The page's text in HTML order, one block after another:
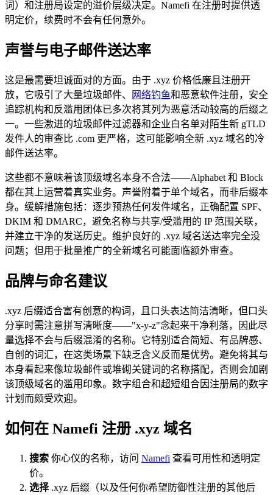
词）和注册局设定的溢价层级决定。Namefi 在注册时提供透
明定价，续费时不会有任何意外。
声誉与电子邮件送达率
这是最需要坦诚面对的方面。由于 .xyz 价格低廉且注册开
放，它吸引了大量垃圾邮件、
网络钓鱼和恶意软件注册，安全
追踪机构和反滥用团体已多次将其列为恶意活动较高的后缀之
一。一些激进的垃圾邮件过滤器和企业白名单对陌生新 gTLD
发件人的审查比 .com 更严格，这可能影响全新 .xyz 域名的冷
邮件送达率。
这些都不意味着该顶级域名本身不合法——Alphabet 和 Block
都在其上运营着真实业务。声誉附着于单个域名，而非后缀本
身。缓解措施包括：逐步预热任何发件域名，正确配置 SPF、
DKIM 和 DMARC，避免名称与共享/受滥用的 IP 范围关联，
并建立干净的发送历史。维护良好的 .xyz 域名送达率完全没
问题；但用于批量推广的全新域名可能面临额外审查。
品牌与命名建议
.xyz 后缀适合富有创意的构词，且口头表达简洁清晰，但口头
分享时需注意拼写清晰度——"x-y-z"念起来干净利落，因此尽
量选择不会与后缀混淆的名称。它特别适合简短、有品牌感、
自创的词汇，在这类场景下缺乏含义反而是优势。避免将其与
本身看起来像垃圾邮件或堆砌关键词的名称搭配，否则会加剧
该顶级域名的滥用印象。数字组合和超短组合因注册局的数字
计划而颇受欢迎。
如何在 Namefi 注册 .xyz 域名
搜索 你心仪的名称，访问 Namefi 查看可用性和透明定
价。
选择.xyz 后缀（以及任何你希望防御性注册的其他后